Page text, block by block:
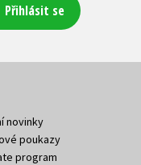
Přihlásit se
novinky
poukazy
program